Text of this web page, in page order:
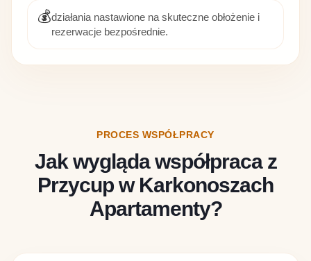
💰działania nastawione na skuteczne obłożenie i
rezerwacje bezpośrednie.
PROCES WSPÓŁPRACY
Jak wygląda współpraca z
Przycup w Karkonoszach
Apartamenty?